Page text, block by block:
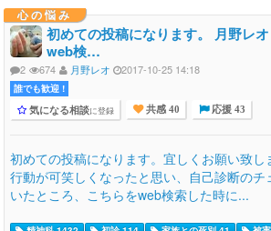
心の悩み
初めての投稿になります。 月野レ
web検…
2 674 月野レオ 2017-10-25 14:18
誰でも歓迎 !
気になる相談に登録 共感 40 応援 43
初めての投稿になります。宜しくお願い致
行動が可笑しくなったと思い、自己診断のチ
いたところ、こちらをweb検索した時に...